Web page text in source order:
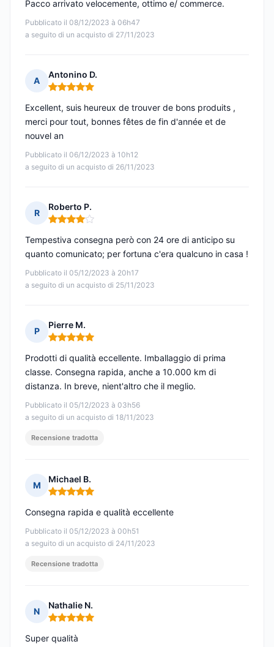
Pubblicato il 08/12/2023 à 06h47
a seguito di un acquisto di 27/11/2023
Pacco arrivato velocemente, ottimo e/ commerce.
A
Antonino D.
Nota: 5 su 5
Pubblicato il 06/12/2023 à 10h12
a seguito di un acquisto di 26/11/2023
Excellent, suis heureux de trouver de bons produits ,
merci pour tout, bonnes fêtes de fin d'année et de
nouvel an
R
Roberto P.
Nota: 4 su 5
Pubblicato il 05/12/2023 à 20h17
a seguito di un acquisto di 25/11/2023
Tempestiva consegna però con 24 ore di anticipo su
quanto comunicato; per fortuna c'era qualcuno in casa !
P
Pierre M.
Nota: 5 su 5
Pubblicato il 05/12/2023 à 03h56
a seguito di un acquisto di 18/11/2023
Prodotti di qualità eccellente. Imballaggio di prima
classe. Consegna rapida, anche a 10.000 km di
distanza. In breve, nient'altro che il meglio.
Recensione tradotta
M
Michael B.
Nota: 5 su 5
Pubblicato il 05/12/2023 à 00h51
a seguito di un acquisto di 24/11/2023
Consegna rapida e qualità eccellente
Recensione tradotta
N
Nathalie N.
Nota: 5 su 5
Super qualità